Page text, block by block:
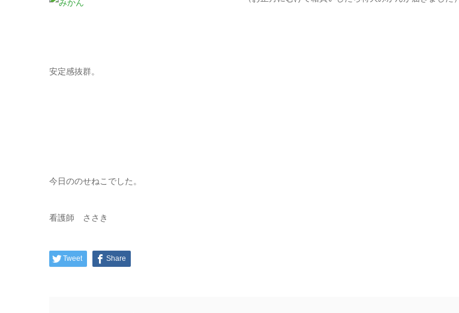
安定感抜群。
今日ののせねこでした。
看護師 ささき
Tweet Share